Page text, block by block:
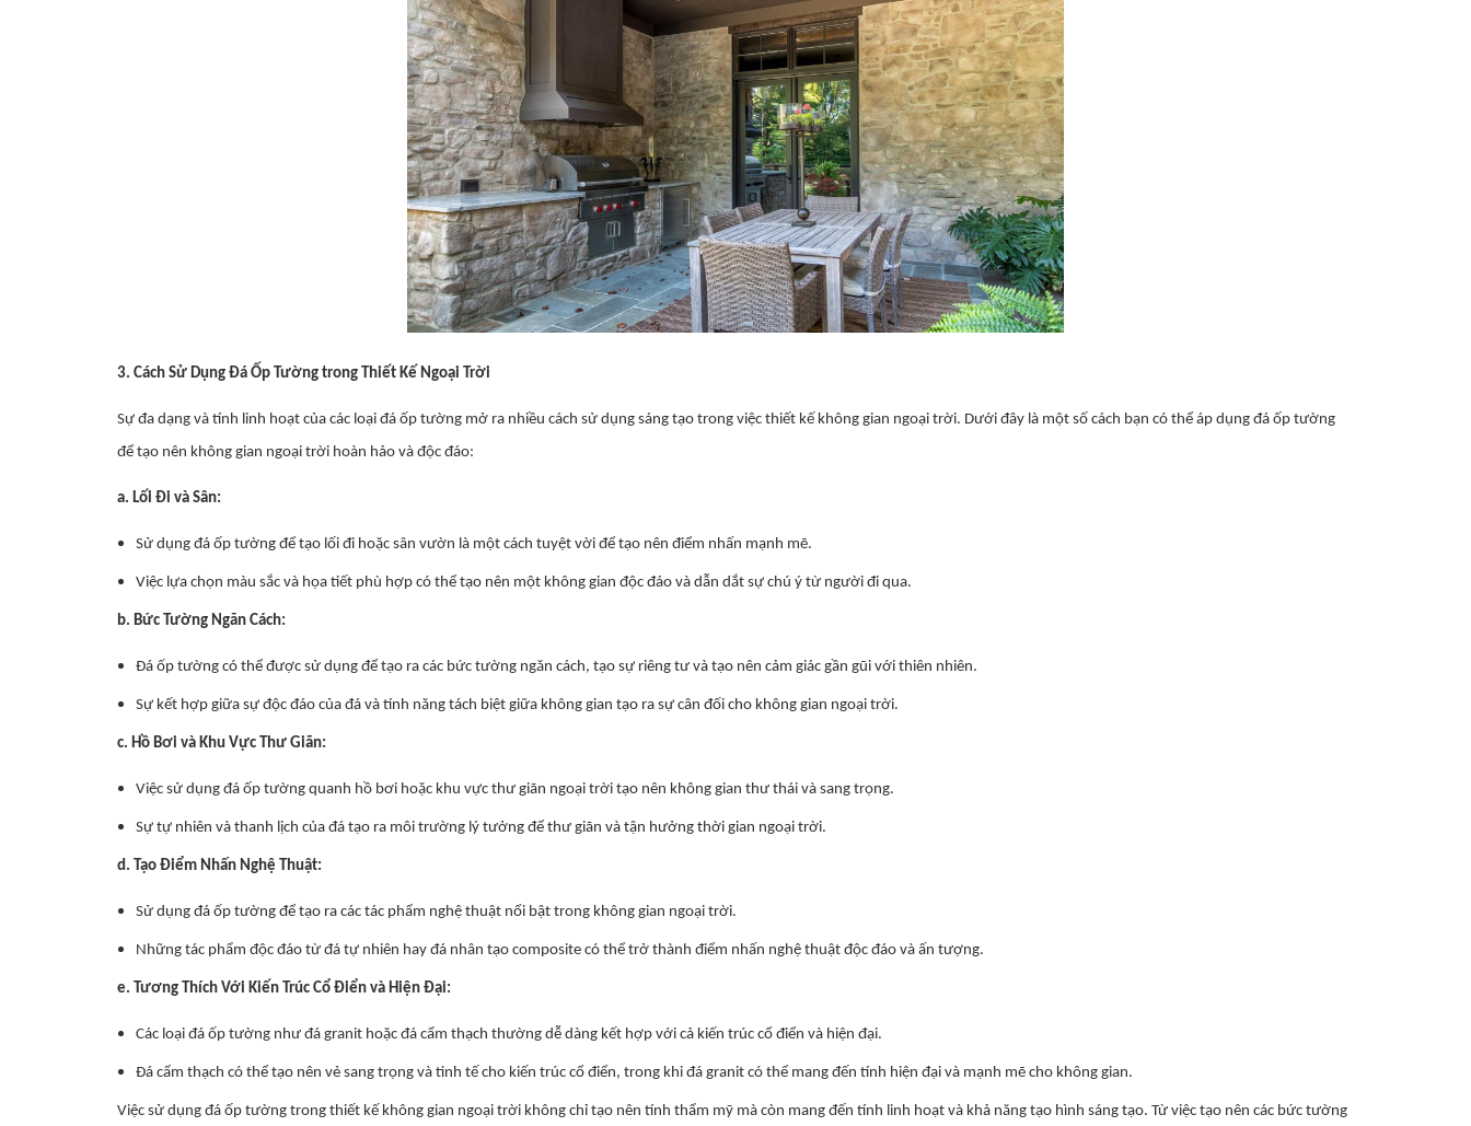
3. Cách Sử Dụng Đá Ốp Tường trong Thiết Kế Ngoại Trời
Sự đa dạng và tính linh hoạt của các loại đá ốp tường mở ra nhiều cách sử dụng sáng tạo trong việc thiết kế không gian ngoại trời. Dưới đây là một số cách bạn có thể áp dụng đá ốp tường
để tạo nên không gian ngoại trời hoàn hảo và độc đáo:
a. Lối Đi và Sân:
Sử dụng đá ốp tường để tạo lối đi hoặc sân vườn là một cách tuyệt vời để tạo nên điểm nhấn mạnh mẽ.
Việc lựa chọn màu sắc và họa tiết phù hợp có thể tạo nên một không gian độc đáo và dẫn dắt sự chú ý từ người đi qua.
b. Bức Tường Ngăn Cách:
Đá ốp tường có thể được sử dụng để tạo ra các bức tường ngăn cách, tạo sự riêng tư và tạo nên cảm giác gần gũi với thiên nhiên.
Sự kết hợp giữa sự độc đáo của đá và tính năng tách biệt giữa không gian tạo ra sự cân đối cho không gian ngoại trời.
c. Hồ Bơi và Khu Vực Thư Giãn:
Việc sử dụng đá ốp tường quanh hồ bơi hoặc khu vực thư giãn ngoại trời tạo nên không gian thư thái và sang trọng.
Sự tự nhiên và thanh lịch của đá tạo ra môi trường lý tưởng để thư giãn và tận hưởng thời gian ngoại trời.
d. Tạo Điểm Nhấn Nghệ Thuật:
Sử dụng đá ốp tường để tạo ra các tác phẩm nghệ thuật nổi bật trong không gian ngoại trời.
Những tác phẩm độc đáo từ đá tự nhiên hay đá nhân tạo composite có thể trở thành điểm nhấn nghệ thuật độc đáo và ấn tượng.
e. Tương Thích Với Kiến Trúc Cổ Điển và Hiện Đại:
Các loại đá ốp tường như đá granit hoặc đá cẩm thạch thường dễ dàng kết hợp với cả kiến trúc cổ điển và hiện đại.
Đá cẩm thạch có thể tạo nên vẻ sang trọng và tinh tế cho kiến trúc cổ điển, trong khi đá granit có thể mang đến tính hiện đại và mạnh mẽ cho không gian.
Việc sử dụng đá ốp tường trong thiết kế không gian ngoại trời không chỉ tạo nên tính thẩm mỹ mà còn mang đến tính linh hoạt và khả năng tạo hình sáng tạo. Từ việc tạo nên các bức tường